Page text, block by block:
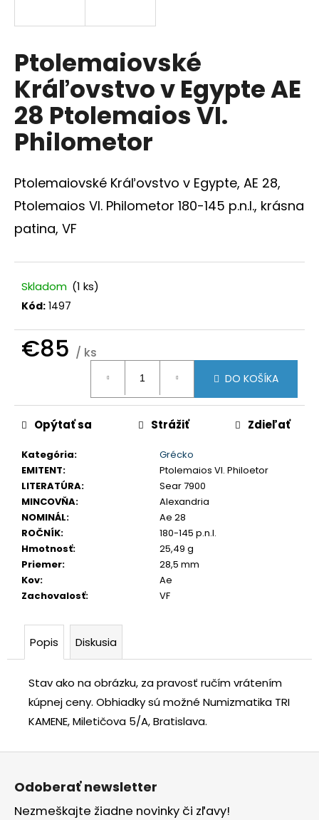
Ptolemaiovské
Kráľovstvo v Egypte AE
28 Ptolemaios VI.
Philometor
Ptolemaiovské Kráľovstvo v Egypte, AE 28,
Ptolemaios VI. Philometor 180-145 p.n.l., krásna
patina, VF
Skladom (1 ks)
Kód: 1497
€85 / ks
DO KOŠÍKA
Kategória:
Grécko
EMITENT:
Ptolemaios VI. Philoetor
LITERATÚRA:
Sear 7900
MINCOVŇA:
Alexandria
NOMINÁL:
Ae 28
ROČNÍK:
180-145 p.n.l.
Hmotnosť:
25,49 g
Priemer:
28,5 mm
Kov:
Ae
Zachovalosť: VF
Opýtať sa Strážiť Zdieľať
Popis Diskusia
Stav ako na obrázku, za pravosť ručím vrátením
kúpnej ceny. Obhiadky sú možné Numizmatika TRI
KAMENE, Miletičova 5/A, Bratislava.
s
ť
?
O
p
o
ú
č
a
m
LEOPOLD
GRAJCIAR
1706
IP
SANKT
VEIT
€80
Z
Odoberať newsletter
Nezmeškajte žiadne novinky či zľavy!